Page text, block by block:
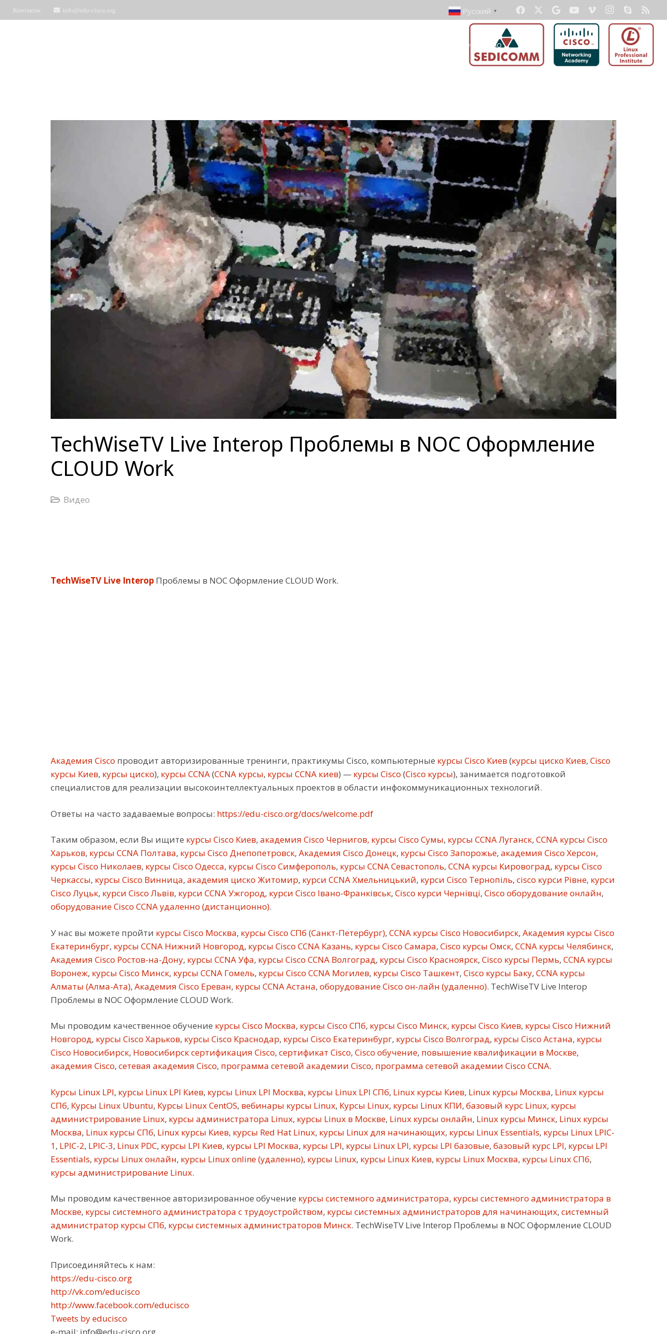
Контакты: info@edu-cisco.org Русский ▼
Попробовать бесплатно
TechWiseTV Live Interop Проблемы в NOC Оформление
CLOUD Work
Видео
TechWiseTV Live Interop Проблемы в NOC Оформление CLOUD Work.
Академия Cisco проводит авторизированные тренинги, практикумы Cisco, компьютерные курсы Cisco Киев (курсы циско Киев, Cisco
курсы Киев, курсы циско), курсы CCNA(CCNA курсы, курсы CCNA киев) — курсы Cisco (Cisco курсы), занимается подготовкой
специалистов для реализации высокоинтеллектуальных проектов в области инфокоммуникационных технологий.
Ответы на часто задаваемые вопросы: https://edu-cisco.org/docs/welcome.pdf
Таким образом, если Вы ищите курсы Cisco Киев, академия Cisco Чернигов, курсы Cisco Сумы, курсы CCNA Луганск, CCNA курсы Cisco
Харьков, курсы CCNA Полтава, курсы Cisco Днепопетровск, Академия Cisco Донецк, курсы Cisco Запорожье, академия Cisco Херсон,
курсы Cisco Николаев, курсы Cisco Одесса, курсы Cisco Симферополь, курсы CCNA Севастополь, CCNA курсы Кировоград, курсы Cisco
Черкассы, курсы Cisco Винница, академия циско Житомир, курси CCNA Хмельницький, курси Cisco Тернопіль, cisco курси Рівне, курси
Cisco Луцьк, курси Cisco Львів, курси CCNA Ужгород, курси Cisco Івано-Франківськ, Cisco курси Чернівці, Cisco оборудование онлайн,
оборудование Cisco CCNA удаленно (дистанционно).
У нас вы можете пройти курсы Cisco Москва, курсы Cisco СПб (Санкт-Петербург), CCNA курсы Cisco Новосибирск, Академия курсы Cisco
Екатеринбург, курсы CCNA Нижний Новгород, курсы Cisco CCNA Казань, курсы Cisco Самара, Cisco курсы Омск, CCNA курсы Челябинск,
Академия Cisco Ростов-на-Дону, курсы CCNA Уфа, курсы Cisco CCNA Волгоград, курсы Cisco Красноярск, Cisco курсы Пермь, CCNA курсы
Воронеж, курсы Cisco Минск, курсы CCNA Гомель, курсы Cisco CCNA Могилев, курсы Cisco Ташкент, Cisco курсы Баку, CCNA курсы
Алматы (Алма-Ата), Академия Cisco Ереван, курсы CCNA Астана, оборудование Cisco он-лайн (удаленно). TechWiseTV Live Interop
Проблемы в NOC Оформление CLOUD Work.
Мы проводим качественное обучение курсы Cisco Москва, курсы Cisco СПб, курсы Cisco Минск, курсы Cisco Киев, курсы Cisco Нижний
Новгород, курсы Cisco Харьков, курсы Cisco Краснодар, курсы Cisco Екатеринбург, курсы Cisco Волгоград, курсы Cisco Астана, курсы
Cisco Новосибирск, Новосибирск сертификация Cisco, сертификат Cisco, Cisco обучение, повышение квалификации в Москве,
академия Cisco, сетевая академия Cisco, программа сетевой академии Cisco, программа сетевой академии Cisco CCNA.
Курсы Linux LPI, курсы Linux LPI Киев, курсы Linux LPI Москва, курсы Linux LPI СПб, Linux курсы Киев, Linux курсы Москва, Linux курсы
СПб, Курсы Linux Ubuntu, Курсы Linux CentOS, вебинары курсы Linux, Курсы Linux, курсы Linux КПИ, базовый курс Linux, курсы
администрирование Linux, курсы администратора Linux, курсы Linux в Москве, Linux курсы онлайн, Linux курсы Минск, Linux курсы
Москва, Linux курсы СПб, Linux курсы Киев, курсы Red Hat Linux, курсы Linux для начинающих, курсы Linux Essentials, курсы Linux LPIC-
1, LPIC-2, LPIC-3, Linux PDC, курсы LPI Киев, курсы LPI Москва, курсы LPI, курсы Linux LPI, курсы LPI базовые, базовый курс LPI, курсы LPI
Essentials, курсы Linux онлайн, курсы Linux online (удаленно), курсы Linux, курсы Linux Киев, курсы Linux Москва, курсы Linux СПб,
курсы администрирование Linux.
Мы проводим качественное авторизированное обучение курсы системного администратора, курсы системного администратора в
Москве, курсы системного администратора с трудоустройством, курсы системных администраторов для начинающих, системный
администратор курсы СПб, курсы системных администраторов Минск. TechWiseTV Live Interop Проблемы в NOC Оформление CLOUD
Work.
Присоединяйтесь к нам:
https://edu-cisco.org
http://vk.com/educisco
http://www.facebook.com/educisco
Tweets by educisco
e-mail: info@edu-cisco.org